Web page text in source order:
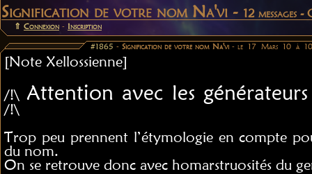
Signification de votre nom Na'vi - 12 messages
⇑ Connexion - Inscription
#1865 - Signification de votre nom Na'vi - le 17 Mars 10 à
[Note Xellossienne]
/!\ Attention avec les
/!\
Trop peu prennent l’étymologie en compte
du nom.
On se retrouve donc avec homarstruosités du